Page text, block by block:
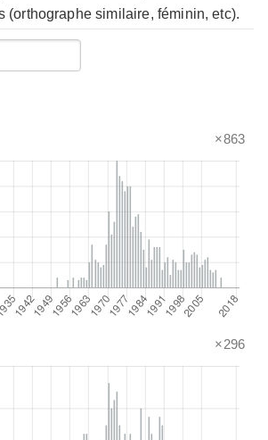
(orthographe similaire, féminin, etc).
×863
×296